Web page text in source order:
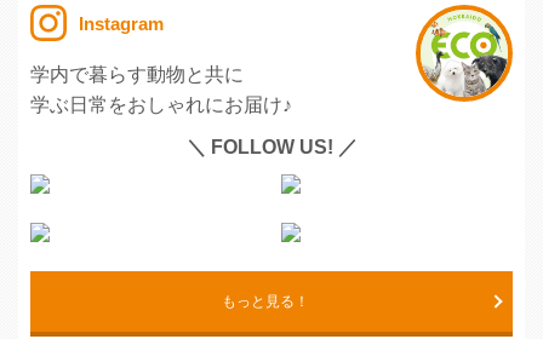
Instagram
学内で暮らす動物と共に
学ぶ日常をおしゃれにお届け♪
＼ FOLLOW US! ／
もっと見る！